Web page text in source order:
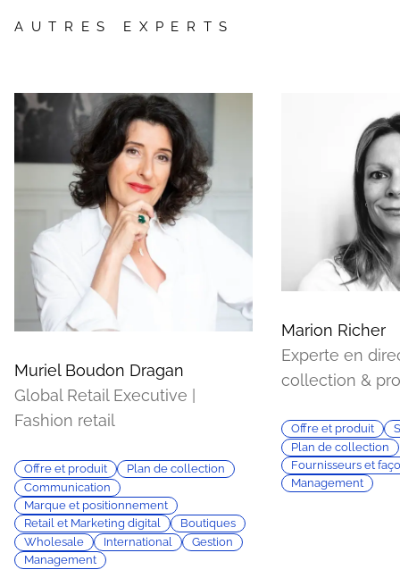
AUTRES EXPERTS
Muriel Boudon Dragan
Global Retail Executive |
Fashion retail
Offre et produit
Plan de collection
Communication
Marque et positionnement
Retail et Marketing digital
Boutiques
Wholesale
International
Gestion
Management
Marion Richer
Experte en
collection &
Offre et produit
Plan de collection
Fournisseurs et
Management